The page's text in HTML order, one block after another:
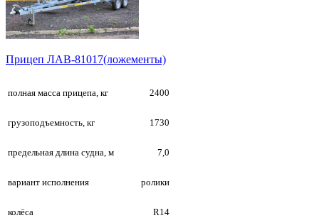
Прицеп ЛАВ-81017(ложементы)
полная масса прицепа, кг 2400
грузоподъемность, кг 1730
предельная длина судна, м 7,0
вариант исполнения ролики
колёса R14